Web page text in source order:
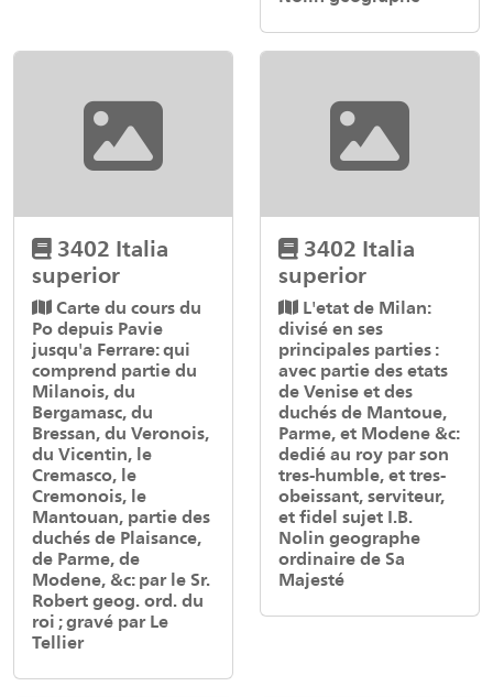
3402 Italia
superior
Carte du cours du
Po depuis Pavie
jusqu'a Ferrare: qui
comprend partie du
Milanois, du
Bergamasc, du
Bressan, du Veronois,
du Vicentin, le
Cremasco, le
Cremonois, le
Mantouan, partie des
duchés de Plaisance,
de Parme, de
Modene, &c: par le Sr.
Robert geog. ord. du
roi ; gravé par Le
Tellier
3402 Italia
superior
L'etat de Milan:
divisé en ses
principales parties :
avec partie des etats
de Venise et des
duchés de Mantoue,
Parme, et Modene &c:
dedié au roy par son
tres-humble, et tres-
obeissant, serviteur,
et fidel sujet I.B.
Nolin geographe
ordinaire de Sa
Majesté